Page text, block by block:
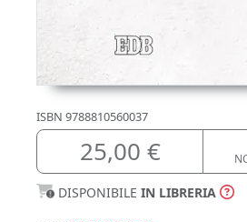
ISBN 9788810560037
25,00 €
DISPONIBILE IN LIBRERIA